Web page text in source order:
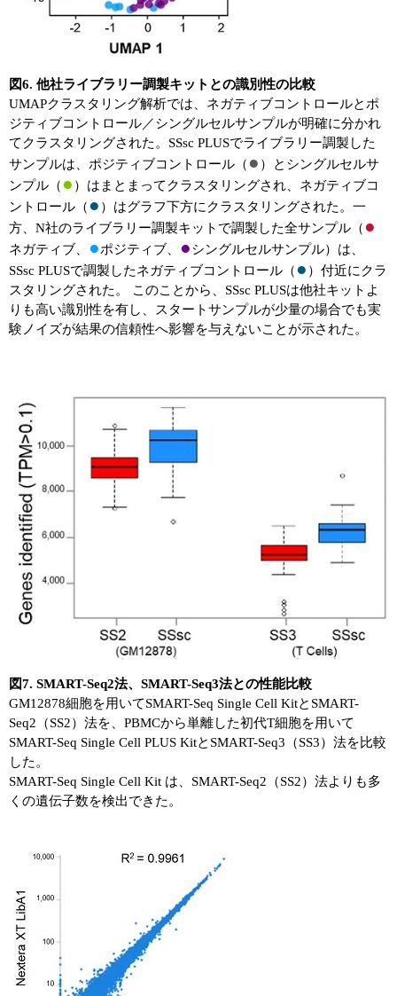
図6. 他社ライブラリー調製キットとの識別性の比較
UMAPクラスタリング解析では、ネガティブコントロールとポ
ジティブコントロール／シングルセルサンプルが明確に分かれ
てクラスタリングされた。SSsc PLUSでライブラリー調製した
サンプルは、ポジティブコントロール（● ）とシングルセルサ
ンプル（● ）はまとまってクラスタリングされ、ネガティブコ
ントロール（● ）はグラフ下方にクラスタリングされた。一
方、N社のライブラリー調製キットで調製した全サンプル（●
ネガティブ、 ●ポジティブ、 ●シングルセルサンプル）は、
SSsc PLUSで調製したネガティブコントロール（● ）付近にクラ
スタリングされた。 このことから、SSsc PLUSは他社キットよ
りも高い識別性を有し、スタートサンプルが少量の場合でも実
験ノイズが結果の信頼性へ影響を与えないことが示された。
図7. SMART-Seq2法、SMART-Seq3法との性能比較
GM12878細胞を用いてSMART-Seq Single Cell KitとSMART-
Seq2（SS2）法を、PBMCから単離した初代T細胞を用いて
SMART-Seq Single Cell PLUS KitとSMART-Seq3（SS3）法を比較
した。
SMART-Seq Single Cell Kit は、SMART-Seq2（SS2）法よりも多
くの遺伝子数を検出できた。